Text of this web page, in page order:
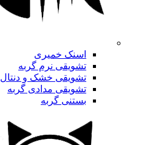
اسنک خمیری
تشویقی نرم گربه
تشویقی خشک و دنتال
تشویقی مدادی گربه
بستنی گربه